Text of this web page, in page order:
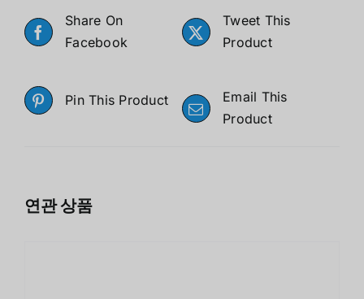
Share On
Facebook
Tweet This
Product
Pin This Product
Email This
Product
연관 상품